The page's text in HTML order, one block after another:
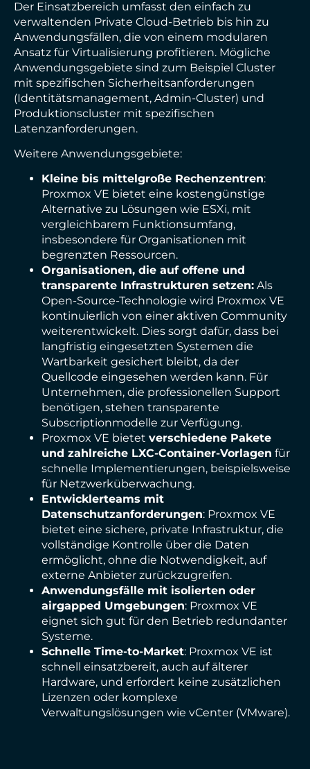
Der Einsatzbereich umfasst den einfach zu
verwaltenden Private Cloud-Betrieb bis hin zu
Anwendungsfällen, die von einem modularen
Ansatz für Virtualisierung profitieren. Mögliche
Anwendungsgebiete sind zum Beispiel Cluster
mit spezifischen Sicherheitsanforderungen
(Identitätsmanagement, Admin-Cluster) und
Produktionscluster mit spezifischen
Latenzanforderungen.
Weitere Anwendungsgebiete:
Kleine bis mittelgroße Rechenzentren:
Proxmox VE bietet eine kostengünstige
Alternative zu Lösungen wie ESXi, mit
vergleichbarem Funktionsumfang,
insbesondere für Organisationen mit
begrenzten Ressourcen.
Organisationen, die auf offene und
transparente Infrastrukturen setzen: Als
Open-Source-Technologie wird Proxmox VE
kontinuierlich von einer aktiven Community
weiterentwickelt. Dies sorgt dafür, dass bei
langfristig eingesetzten Systemen die
Wartbarkeit gesichert bleibt, da der
Quellcode eingesehen werden kann. Für
Unternehmen, die professionellen Support
benötigen, stehen transparente
Subscriptionmodelle zur Verfügung.
Proxmox VE bietet verschiedene Pakete
und zahlreiche LXC-Container-Vorlagen für
schnelle Implementierungen, beispielsweise
für Netzwerküberwachung.
Entwicklerteams mit
Datenschutzanforderungen: Proxmox VE
bietet eine sichere, private Infrastruktur, die
vollständige Kontrolle über die Daten
ermöglicht, ohne die Notwendigkeit, auf
externe Anbieter zurückzugreifen.
Anwendungsfälle mit isolierten oder
airgapped Umgebungen: Proxmox VE
eignet sich gut für den Betrieb redundanter
Systeme.
Schnelle Time-to-Market: Proxmox VE ist
schnell einsatzbereit, auch auf älterer
Hardware, und erfordert keine zusätzlichen
Lizenzen oder komplexe
Verwaltungslösungen wie vCenter (VMware).